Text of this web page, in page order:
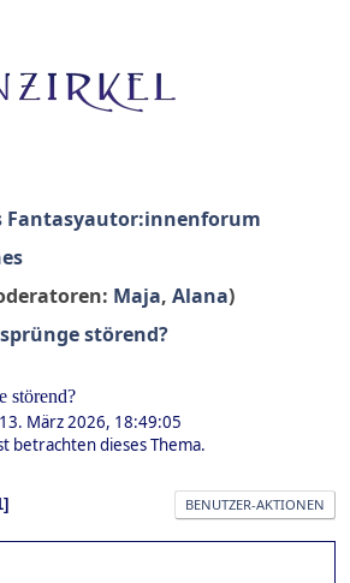
Fantasyautor:innenforum
Maja, Alana)
störend?
störend?
März 2026, 18:49:05
betrachten dieses Thema.
BENUTZER-AKTIONEN